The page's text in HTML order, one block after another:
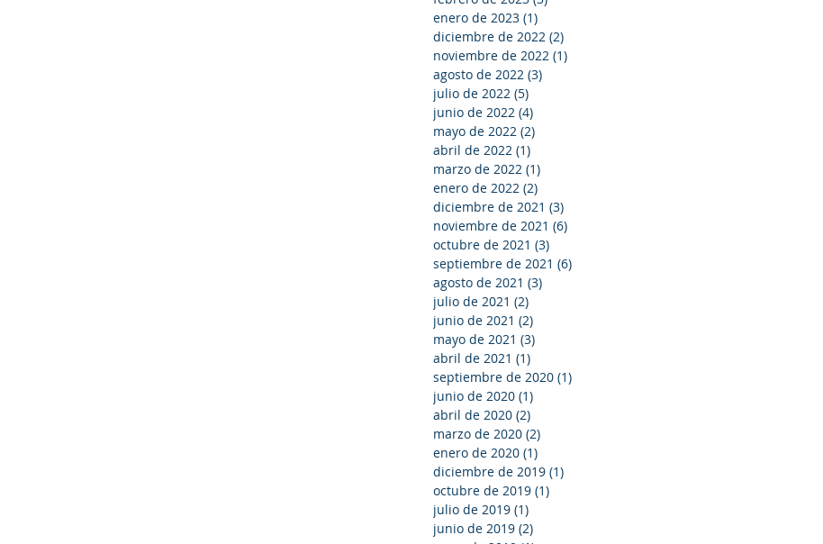
enero de 2023 (1)
diciembre de 2022 (2)
noviembre de 2022 (1)
agosto de 2022 (3)
julio de 2022 (5)
junio de 2022 (4)
mayo de 2022 (2)
abril de 2022 (1)
marzo de 2022 (1)
enero de 2022 (2)
diciembre de 2021 (3)
noviembre de 2021 (6)
octubre de 2021 (3)
septiembre de 2021 (6)
agosto de 2021 (3)
julio de 2021 (2)
junio de 2021 (2)
mayo de 2021 (3)
abril de 2021 (1)
septiembre de 2020 (1)
junio de 2020 (1)
abril de 2020 (2)
marzo de 2020 (2)
enero de 2020 (1)
diciembre de 2019 (1)
octubre de 2019 (1)
julio de 2019 (1)
junio de 2019 (2)